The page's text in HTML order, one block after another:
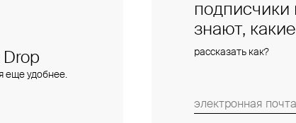
подписчики
знают,
рассказать как?
еще удобнее.